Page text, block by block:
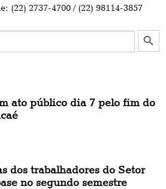
(22) 2737-4700 / (22) 98114-3857
Search Button
ato público dia 7 pelo fim do
dos trabalhadores do Setor
no segundo semestre